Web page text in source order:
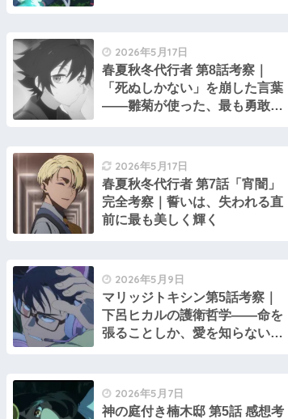
2026年5月17日
春夏秋冬代行者 第8話考察｜
「死ぬしかない」を崩した言葉
――雛菊が使った、最も勇敢な
2026年5月17日
春夏秋冬代行者 第7話「宵闇」
完全考察｜誓いは、失われる直
前に最も美しく輝く
2026年5月9日
マリッジトキシン第5話考察｜
下呂ヒカルの護衛哲学――命を
張ることしか、愛を知らない男
2026年5月7日
神の庭付き楠木邸 第5話 感想考